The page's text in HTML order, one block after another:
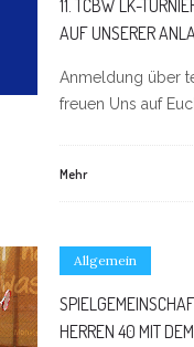
11. TCBW LK-
AUF UNSERER
Anmeldung über
freuen Uns auf
Mehr
Allgemein
HERREN 40 MIT DEM